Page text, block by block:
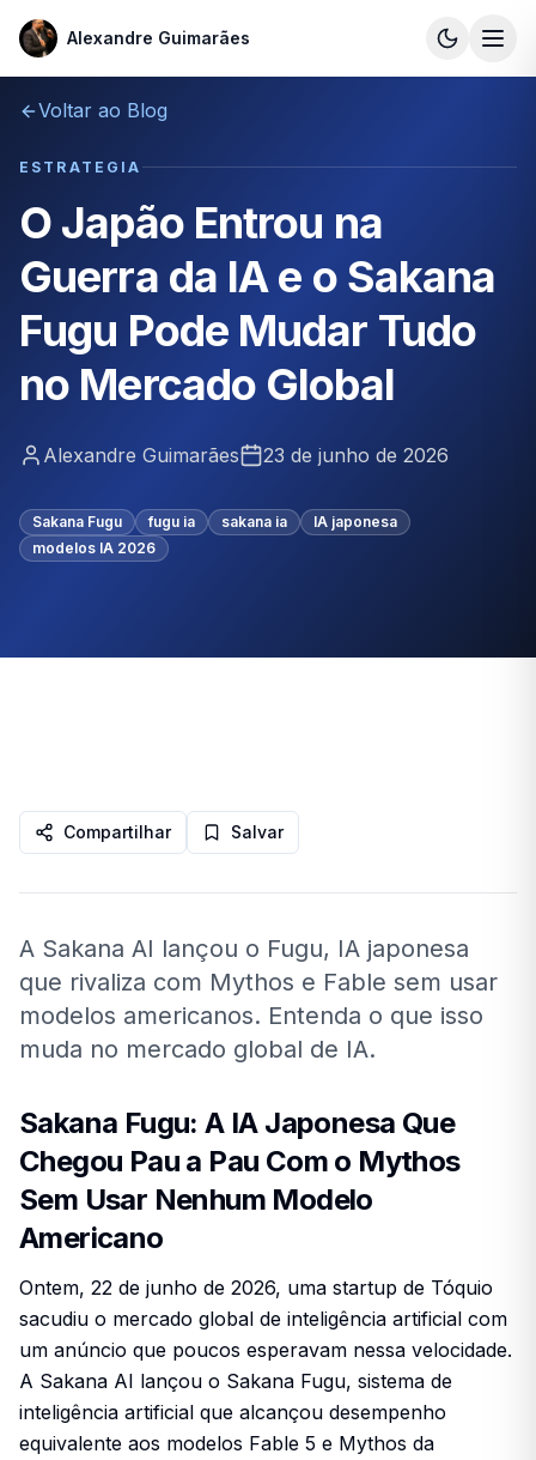
Alexandre Guimarães
Alexandre Guimarães
Voltar ao Blog
ESTRATEGIA
O Japão Entrou na
Guerra da IA e o Sakana
Fugu Pode Mudar Tudo
no Mercado Global
Alexandre Guimarães 23 de junho de 2026
Sakana Fugu fugu ia sakana ia
IA japonesa
modelos IA 2026
Compartilhar Salvar
A Sakana AI lançou o Fugu, IA japonesa
que rivaliza com Mythos e Fable sem usar
modelos americanos. Entenda o que isso
muda no mercado global de IA.
Sakana Fugu: A IA Japonesa Que
Chegou Pau a Pau Com o Mythos
Sem Usar Nenhum Modelo
Americano
Ontem, 22 de junho de 2026, uma startup de Tóquio
sacudiu o mercado global de inteligência artificial com
um anúncio que poucos esperavam nessa velocidade.
A Sakana AI lançou o Sakana Fugu, sistema de
inteligência artificial que alcançou desempenho
equivalente aos modelos Fable 5 e Mythos da